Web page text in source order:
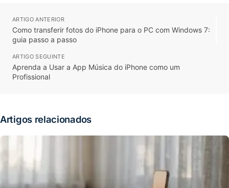
ARTIGO ANTERIOR
Como transferir fotos do iPhone para o PC com Windows 7:
guia passo a passo
ARTIGO SEGUINTE
Aprenda a Usar a App Música do iPhone como um
Profissional
Artigos relacionados